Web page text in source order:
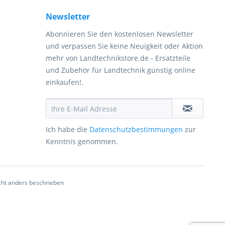
Newsletter
Abonnieren Sie den kostenlosen Newsletter
und verpassen Sie keine Neuigkeit oder Aktion
mehr von Landtechnikstore.de - Ersatzteile
und Zubehör für Landtechnik günstig online
einkaufen!.
Ich habe die Datenschutzbestimmungen zur
Kenntnis genommen.
anders beschrieben